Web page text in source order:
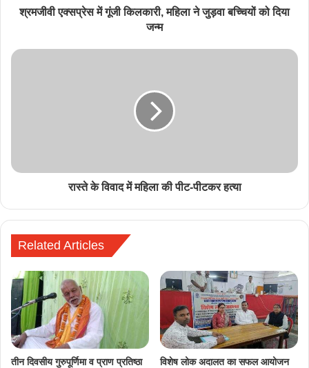
श्रमजीवी एक्सप्रेस में गूंजी किलकारी, महिला ने जुड़वा बच्चियों को दिया
जन्म
रास्ते के विवाद में महिला की पीट-पीटकर हत्या
Related Articles
तीन दिवसीय गुरुपूर्णिमा व प्राण प्रतिष्ठा
विशेष लोक अदालत का सफल आयोजन